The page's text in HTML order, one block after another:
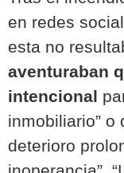
en redes
esta no
aventuraban
intencional
inmobiliario” o
deterioro